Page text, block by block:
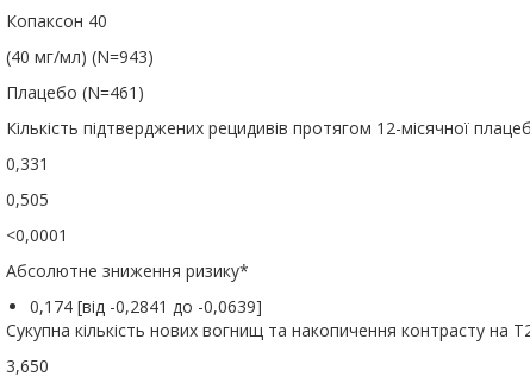
Копаксон 40
(40 мг/мл) (N=943)
Плацебо (N=461)
Кількість підтверджених рецидивів протягом 12-місячної
0,331
0,505
<0,0001
Абсолютне зниження ризику*
0,174 [від -0,2841 до -0,0639]
Сукупна кількість нових вогнищ та накопичення контрасту
3,650